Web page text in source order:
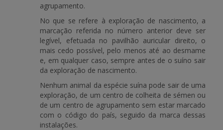
agrupamento.
No que se refere à exploração de nascimento, a
marcação referida no número anterior deve ser
legível, efetuada no pavilhão auricular direito, o
mais cedo possível, pelo menos até ao desmame
e, em qualquer caso, sempre antes de o suíno sair
da exploração de nascimento.
Nenhum animal da espécie suína pode sair de uma
exploração, de um centro de colheita de sémen ou
de um centro de agrupamento sem estar marcado
com o código do país, seguido da marca dessas
instalações.